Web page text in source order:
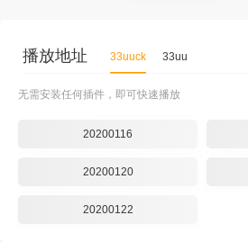
播放地址 33uuck 33uu
无需安装任何插件，即可快速播放
20200116
20200120
20200122